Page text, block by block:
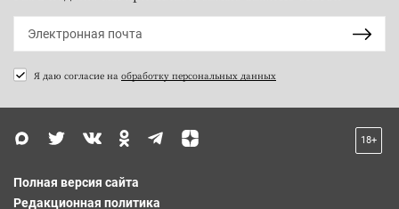
Я даю согласие на обработку персональных данных
18+
Полная версия сайта
Редакционная политика